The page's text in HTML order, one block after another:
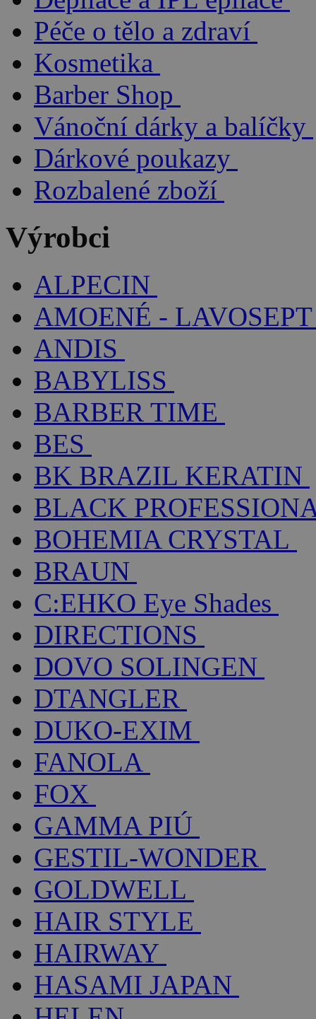
Péče o tělo a zdraví
Kosmetika
Barber Shop
Vánoční dárky a balíčky
Dárkové poukazy
Rozbalené zboží
Výrobci
ALPECIN
AMOENÉ - LAVOSEPT
ANDIS
BABYLISS
BARBER TIME
BES
BK BRAZIL KERATIN
BLACK
BOHEMIA CRYSTAL
BRAUN
C:EHKO Eye Shades
DIRECTIONS
DOVO SOLINGEN
DTANGLER
DUKO-EXIM
FANOLA
FOX
GAMMA PIÚ
GESTIL-WONDER
GOLDWELL
HAIR STYLE
HAIRWAY
HASAMI JAPAN